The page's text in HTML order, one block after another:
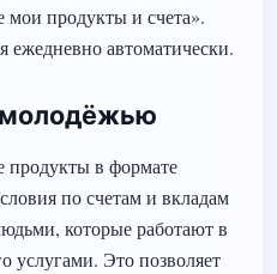
продукты и счета».
ежедневно автоматически.
молодёжью
продукты в формате
по счетам и вкладам
которые работают в
услугами. Это позволяет